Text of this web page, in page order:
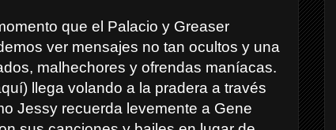
que el Palacio y Greaser
ver mensajes no tan ocultos y una
malhechores y ofrendas maníacas.
llega volando a la pradera a través
Jessy recuerda levemente a Gene